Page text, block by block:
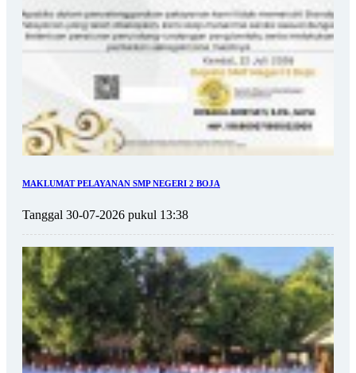
MAKLUMAT PELAYANAN SMP NEGERI 2 BOJA
Tanggal 30-07-2026 pukul 13:38